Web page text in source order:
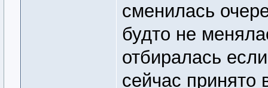
сменилась
будто не
отбиралась
сейчас принято